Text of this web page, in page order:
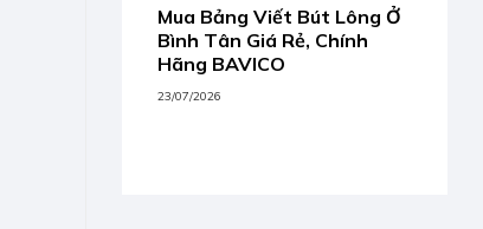
Mua Bảng Viết Bút Lông Ở
Bình Tân Giá Rẻ, Chính
Hãng BAVICO
23/07/2026